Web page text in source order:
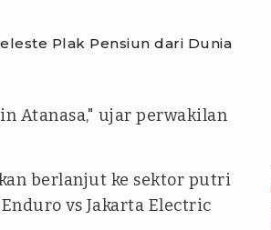
Plak Pensiun dari Dunia
Atanasa," ujar perwakilan
berlanjut ke sektor putri
vs Jakarta Electric